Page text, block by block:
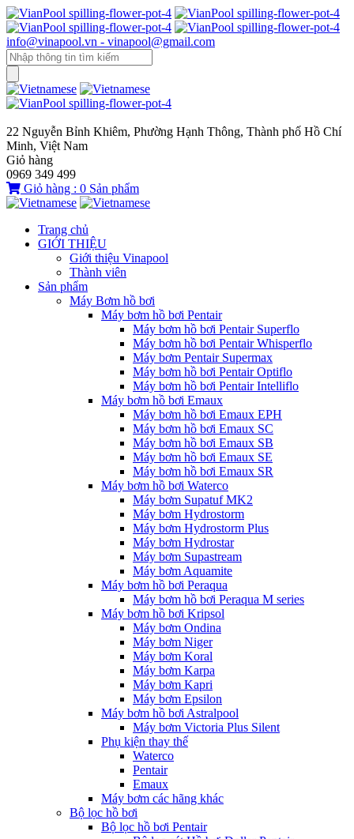
info@vinapool.vn - vinapool@gmail.com
22 Nguyễn Bỉnh Khiêm, Phường Hạnh Thông, Thành phố Hồ Chí
Minh, Việt Nam
Giỏ hàng
0969 349 499
Giỏ hàng : 0 Sản phẩm
Trang chủ
GIỚI THIỆU
Giới thiệu Vinapool
Thành viên
Sản phẩm
Máy Bơm hồ bơi
Máy bơm hồ bơi Pentair
Máy bơm hồ bơi Pentair Superflo
Máy bơm hồ bơi Pentair Whisperflo
Máy bơm Pentair Supermax
Máy bơm hồ bơi Pentair Optiflo
Máy bơm hồ bơi Pentair Intelliflo
Máy bơm hồ bơi Emaux
Máy bơm hồ bơi Emaux EPH
Máy bơm hồ bơi Emaux SC
Máy bơm hồ bơi Emaux SB
Máy bơm hồ bơi Emaux SE
Máy bơm hồ bơi Emaux SR
Máy bơm hồ bơi Waterco
Máy bơm Supatuf MK2
Máy bơm Hydrostorm
Máy bơm Hydrostorm Plus
Máy bơm Hydrostar
Máy bơm Supastream
Máy bơm Aquamite
Máy bơm hồ bơi Peraqua
Máy bơm hồ bơi Peraqua M series
Máy bơm hồ bơi Kripsol
Máy bơm Ondina
Máy bơm Niger
Máy bơm Koral
Máy bơm Karpa
Máy bơm Kapri
Máy bơm Epsilon
Máy bơm hồ bơi Astralpool
Máy bơm Victoria Plus Silent
Phụ kiện thay thế
Waterco
Pentair
Emaux
Máy bơm các hãng khác
Bộ lọc hồ bơi
Bộ lọc hồ bơi Pentair